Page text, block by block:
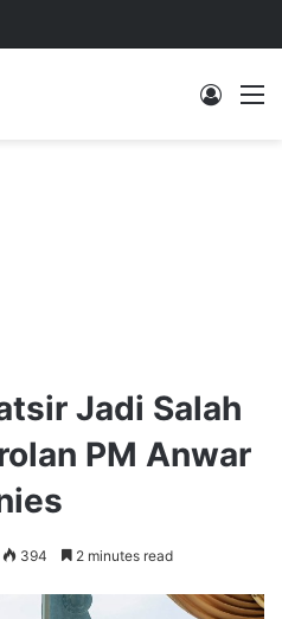
Log In
Jadi Salah
PM Anwar
394 2 minutes read